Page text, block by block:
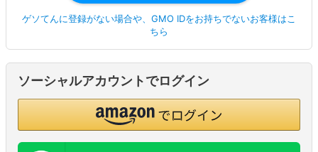
ゲソてんに登録がない場合や、GMO IDをお持ちでないお客様はこ
ちら
ソーシャルアカウントでログイン